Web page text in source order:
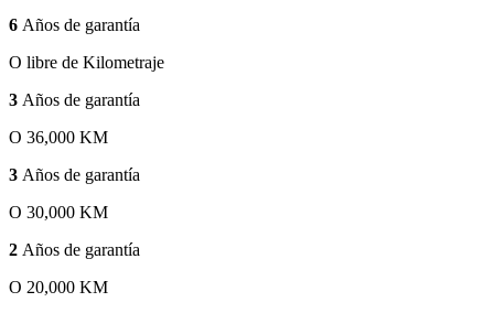
6 Años de garantía
O libre de Kilometraje
3 Años de garantía
O 36,000 KM
3 Años de garantía
O 30,000 KM
2 Años de garantía
O 20,000 KM